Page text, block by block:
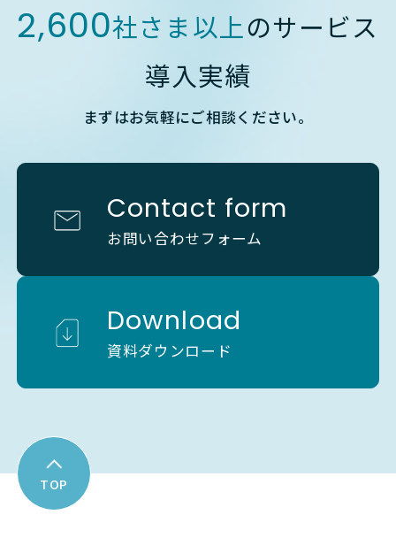
2,600社さま以上のサービス
導入実績
まずはお気軽にご相談ください。
Contact form
お問い合わせフォーム
Download
資料ダウンロード
TOP